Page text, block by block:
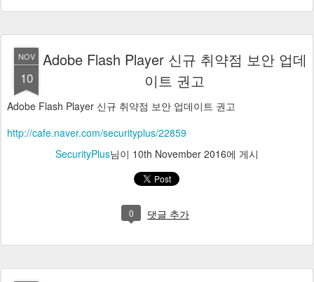
NOV
10
Adobe Flash Player 신규 취약점 보안 업데
이트 권고
Adobe Flash Player 신규 취약점 보안 업데이트 권고
http://cafe.naver.com/securityplus/22859
SecurityPlus님이 10th November 2016에 게시
0 댓글 추가